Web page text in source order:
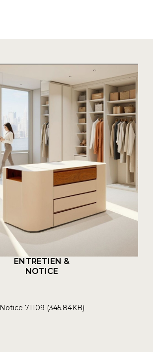
ENTRETIEN &
NOTICE
Notice 71109 (345.84KB)